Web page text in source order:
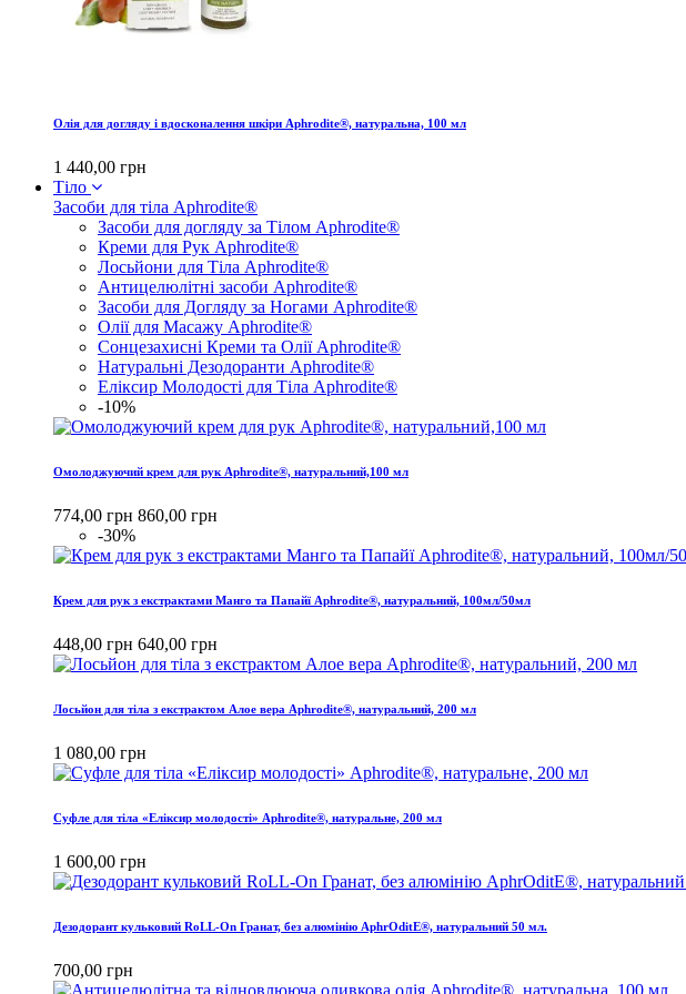
Олія для догляду і вдосконалення шкіри Aphrodite®, натуральна, 100 мл
1 440,00 грн
Тіло
Засоби для тіла Aphrodite®
Засоби для догляду за Тілом Aphrodite®
Креми для Рук Aphrodite®
Лосьйони для Тіла Aphrodite®
Антицелюлітні засоби Aphrodite®
Засоби для Догляду за Ногами Aphrodite®
Олії для Масажу Aphrodite®
Сонцезахисні Креми та Олії Aphrodite®
Натуральні Дезодоранти Aphrodite®
Еліксир Молодості для Тіла Aphrodite®
-10%
Омолоджуючий крем для рук Aphrodite®, натуральний,100 мл
774,00 грн 860,00 грн
-30%
Крем для рук з екстрактами Манго та Папайї Aphrodite®, натуральний, 100мл/50мл
448,00 грн 640,00 грн
Лосьйон для тіла з екстрактом Алое вера Aphrodite®, натуральний, 200 мл
1 080,00 грн
Cуфле для тіла «Еліксир молодості» Aphrodite®, натуральне, 200 мл
1 600,00 грн
Дезодорант кульковий RoLL-On Гранат, без алюмінію AphrOditE®, натуральний 50 мл.
700,00 грн